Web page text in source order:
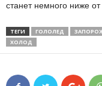
станет немного ниже
ТЕГИ ГОЛОЛЕД
ХОЛОД